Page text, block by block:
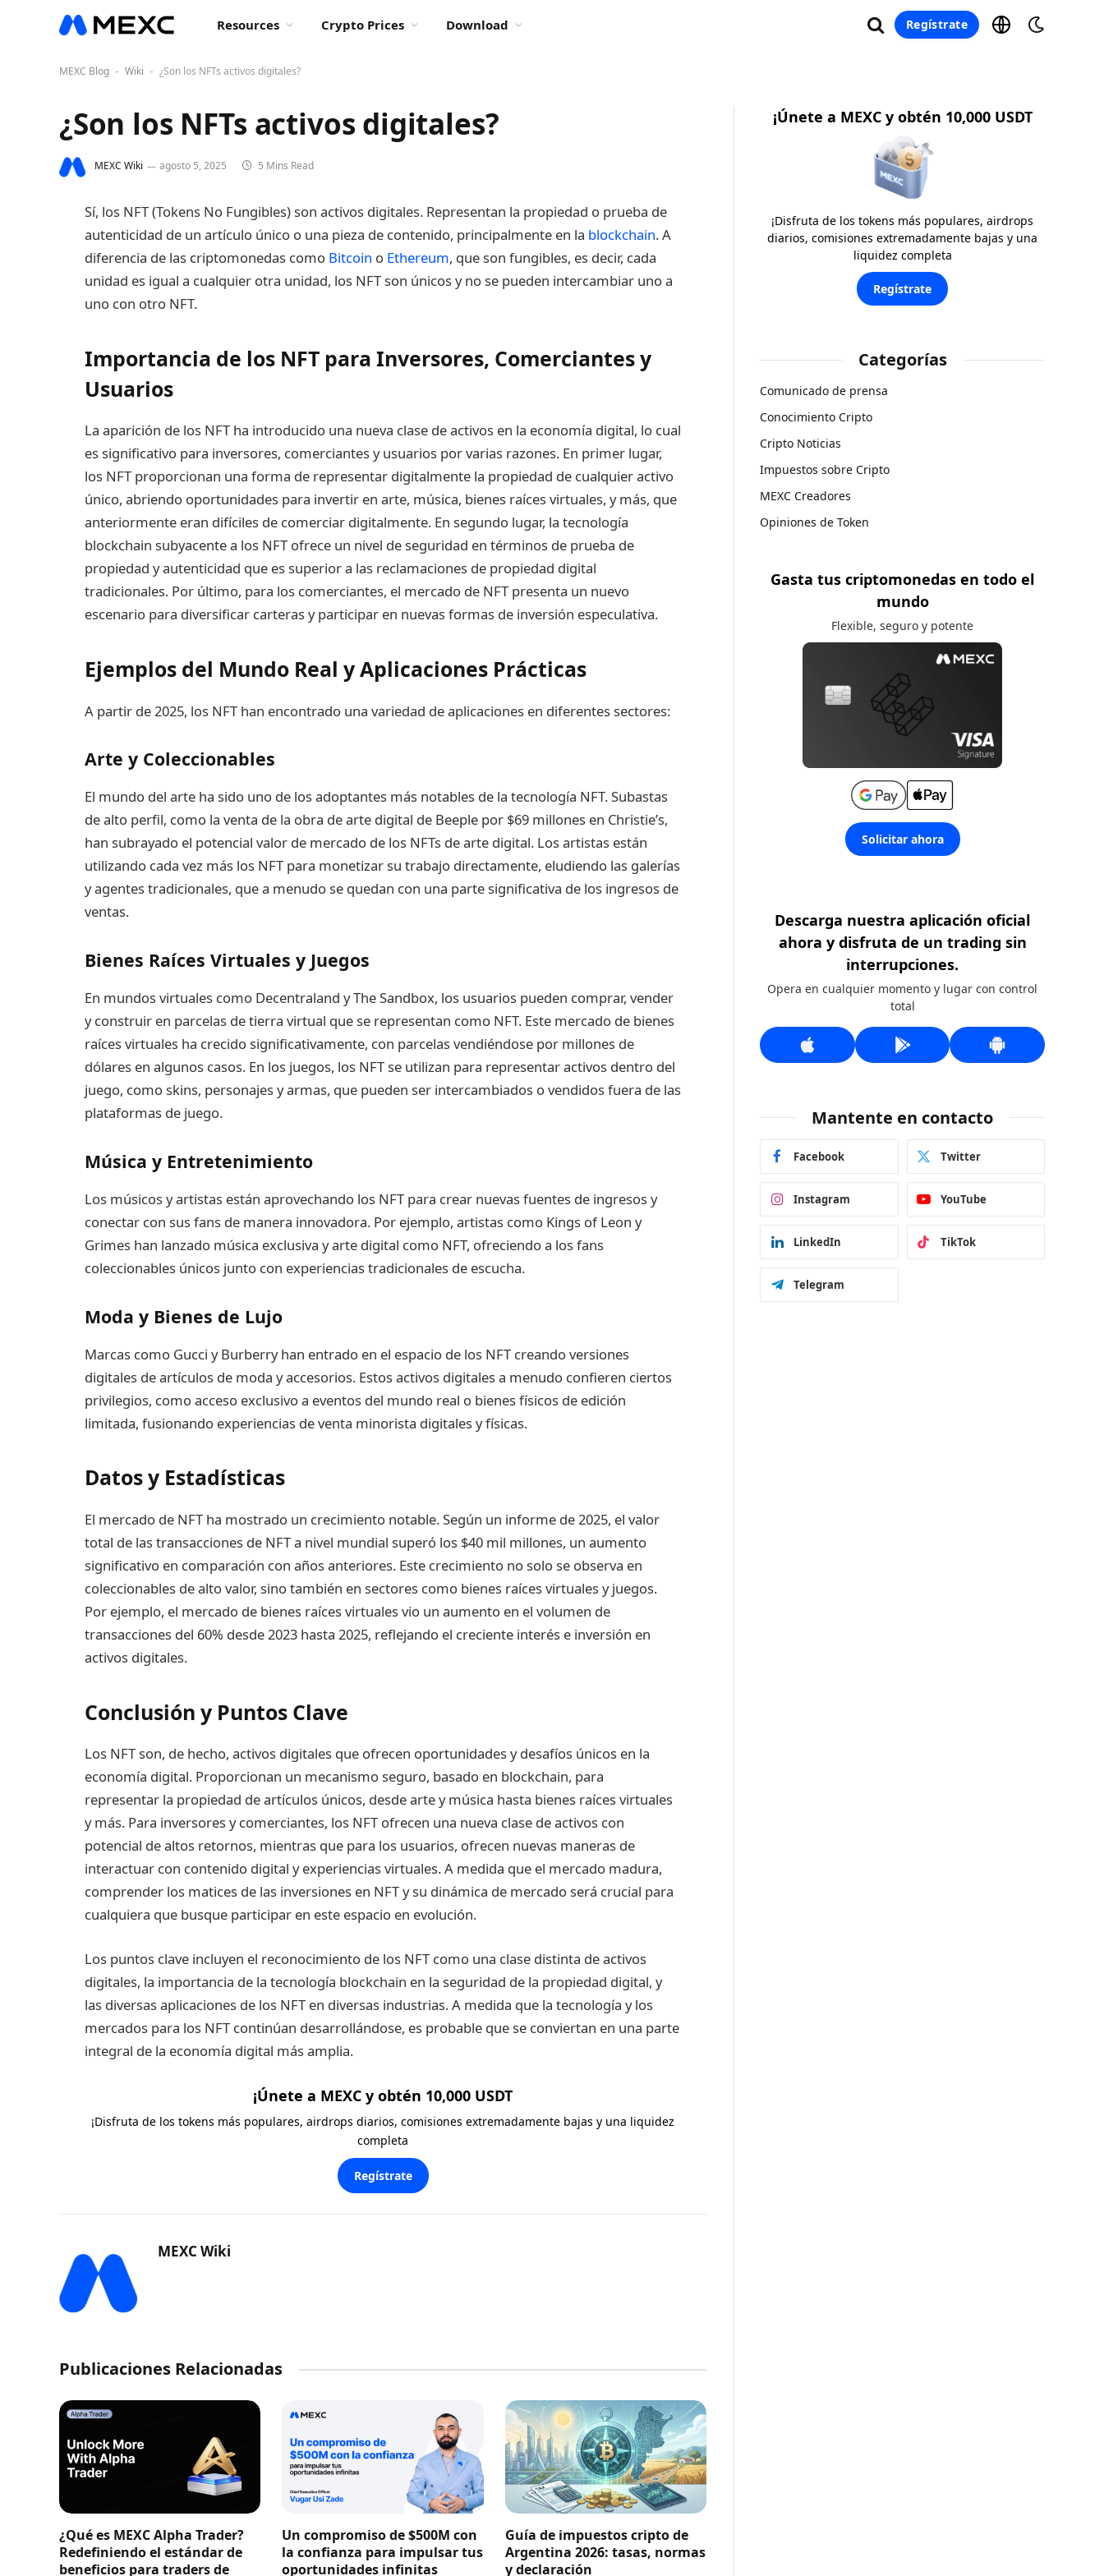
Resources Crypto Prices Download Regístrate
MEXC Blog - Wiki - ¿Son los NFTs activos digitales?
¿Son los NFTs activos digitales?
MEXC Wiki agosto 5, 2025 5 Mins Read
Sí, los NFT (Tokens No Fungibles) son activos digitales. Representan la propiedad o prueba de
autenticidad de un artículo único o una pieza de contenido, principalmente en la blockchain. A
diferencia de las criptomonedas como Bitcoin o Ethereum, que son fungibles, es decir, cada
unidad es igual a cualquier otra unidad, los NFT son únicos y no se pueden intercambiar uno a
uno con otro NFT.
Importancia de los NFT para Inversores, Comerciantes y
Usuarios
La aparición de los NFT ha introducido una nueva clase de activos en la economía digital, lo cual
es significativo para inversores, comerciantes y usuarios por varias razones. En primer lugar,
los NFT proporcionan una forma de representar digitalmente la propiedad de cualquier activo
único, abriendo oportunidades para invertir en arte, música, bienes raíces virtuales, y más, que
anteriormente eran difíciles de comerciar digitalmente. En segundo lugar, la tecnología
blockchain subyacente a los NFT ofrece un nivel de seguridad en términos de prueba de
propiedad y autenticidad que es superior a las reclamaciones de propiedad digital
tradicionales. Por último, para los comerciantes, el mercado de NFT presenta un nuevo
escenario para diversificar carteras y participar en nuevas formas de inversión especulativa.
Ejemplos del Mundo Real y Aplicaciones Prácticas
A partir de 2025, los NFT han encontrado una variedad de aplicaciones en diferentes sectores:
Arte y Coleccionables
El mundo del arte ha sido uno de los adoptantes más notables de la tecnología NFT. Subastas
de alto perfil, como la venta de la obra de arte digital de Beeple por $69 millones en Christie’s,
han subrayado el potencial valor de mercado de los NFTs de arte digital. Los artistas están
utilizando cada vez más los NFT para monetizar su trabajo directamente, eludiendo las galerías
y agentes tradicionales, que a menudo se quedan con una parte significativa de los ingresos de
ventas.
Bienes Raíces Virtuales y Juegos
En mundos virtuales como Decentraland y The Sandbox, los usuarios pueden comprar, vender
y construir en parcelas de tierra virtual que se representan como NFT. Este mercado de bienes
raíces virtuales ha crecido significativamente, con parcelas vendiéndose por millones de
dólares en algunos casos. En los juegos, los NFT se utilizan para representar activos dentro del
juego, como skins, personajes y armas, que pueden ser intercambiados o vendidos fuera de las
plataformas de juego.
Música y Entretenimiento
Los músicos y artistas están aprovechando los NFT para crear nuevas fuentes de ingresos y
conectar con sus fans de manera innovadora. Por ejemplo, artistas como Kings of Leon y
Grimes han lanzado música exclusiva y arte digital como NFT, ofreciendo a los fans
coleccionables únicos junto con experiencias tradicionales de escucha.
Moda y Bienes de Lujo
Marcas como Gucci y Burberry han entrado en el espacio de los NFT creando versiones
digitales de artículos de moda y accesorios. Estos activos digitales a menudo confieren ciertos
privilegios, como acceso exclusivo a eventos del mundo real o bienes físicos de edición
limitada, fusionando experiencias de venta minorista digitales y físicas.
Datos y Estadísticas
El mercado de NFT ha mostrado un crecimiento notable. Según un informe de 2025, el valor
total de las transacciones de NFT a nivel mundial superó los $40 mil millones, un aumento
significativo en comparación con años anteriores. Este crecimiento no solo se observa en
coleccionables de alto valor, sino también en sectores como bienes raíces virtuales y juegos.
Por ejemplo, el mercado de bienes raíces virtuales vio un aumento en el volumen de
transacciones del 60% desde 2023 hasta 2025, reflejando el creciente interés e inversión en
activos digitales.
Conclusión y Puntos Clave
Los NFT son, de hecho, activos digitales que ofrecen oportunidades y desafíos únicos en la
economía digital. Proporcionan un mecanismo seguro, basado en blockchain, para
representar la propiedad de artículos únicos, desde arte y música hasta bienes raíces virtuales
y más. Para inversores y comerciantes, los NFT ofrecen una nueva clase de activos con
potencial de altos retornos, mientras que para los usuarios, ofrecen nuevas maneras de
interactuar con contenido digital y experiencias virtuales. A medida que el mercado madura,
comprender los matices de las inversiones en NFT y su dinámica de mercado será crucial para
cualquiera que busque participar en este espacio en evolución.
Los puntos clave incluyen el reconocimiento de los NFT como una clase distinta de activos
digitales, la importancia de la tecnología blockchain en la seguridad de la propiedad digital, y
las diversas aplicaciones de los NFT en diversas industrias. A medida que la tecnología y los
mercados para los NFT continúan desarrollándose, es probable que se conviertan en una parte
integral de la economía digital más amplia.
¡Únete a MEXC y obtén 10,000 USDT
¡Disfruta de los tokens más populares, airdrops diarios, comisiones extremadamente bajas y una liquidez
completa
Regístrate
MEXC Wiki
Publicaciones Relacionadas
¿Qué es MEXC Alpha Trader?
Redefiniendo el estándar de
beneficios para traders de
Un compromiso de $500M con
la confianza para impulsar tus
oportunidades infinitas
Guía de impuestos cripto de
Argentina 2026: tasas, normas
y declaración
¡Únete a MEXC y obtén 10,000 USDT
¡Disfruta de los tokens más populares, airdrops
diarios, comisiones extremadamente bajas y una
liquidez completa
Regístrate
Categorías
Comunicado de prensa
Conocimiento Cripto
Cripto Noticias
Impuestos sobre Cripto
MEXC Creadores
Opiniones de Token
Gasta tus criptomonedas en todo el
mundo
Flexible, seguro y potente
Solicitar ahora
Descarga nuestra aplicación oficial
ahora y disfruta de un trading sin
interrupciones.
Opera en cualquier momento y lugar con control
total
Mantente en contacto
Facebook Twitter
Instagram YouTube
LinkedIn TikTok
Telegram